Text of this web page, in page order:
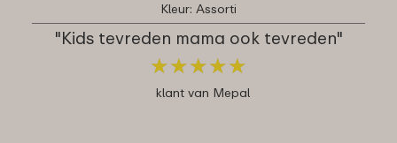
Kleur: Assorti
"Kids tevreden mama ook tevreden"
★★★★★
★★★★★
klant van Mepal